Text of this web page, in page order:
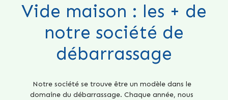
Vide maison : les + de
notre société de
débarrassage
Notre société se trouve être un modèle dans le
domaine du débarrassage. Chaque année, nous